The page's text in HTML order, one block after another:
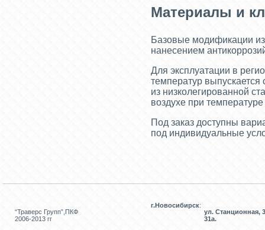
Материалы и
Базовые модификации
нанесением
Для эксплуатации в
температур
из низколегированной
воздухе при
Под заказ доступны
под индивидуальные
“Траверс Групп”,ПКФ
2006-2013 гг
г.Новосибирск:
ул. Станционная,
31а.